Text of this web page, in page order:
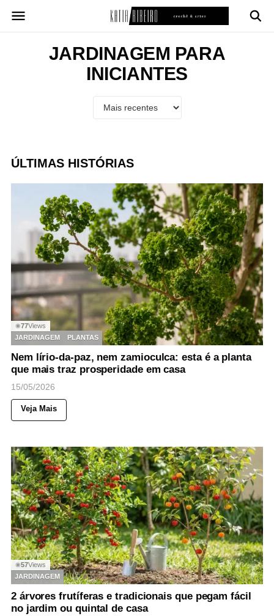
para
JARDINAGEM PARA
INICIANTES
ÚLTIMAS HISTÓRIAS
◉77Views
JARDINAGEM
PLANTAS
Nem lírio-da-paz, nem zamioculca: esta é a planta
que mais traz prosperidade em casa
15/05/2026
Veja Mais
◉57Views
JARDINAGEM
2 árvores frutíferas e tradicionais que pegam fácil
no jardim ou quintal de casa